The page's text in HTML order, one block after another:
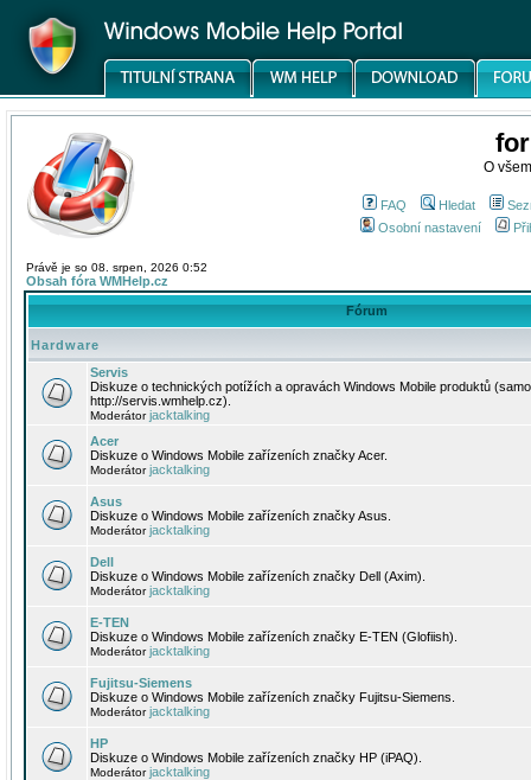
O
FAQ Hledat
Osobní nastavení
Právě je so 08. srpen, 2026 0:52
Obsah fóra WMHelp.cz
Fórum
Hardware
Servis
Diskuze o technických potížích a opravách Windows Mobile produktů
http://servis.wmhelp.cz).
Moderátorjacktalking
Acer
Diskuze o Windows Mobile zařízeních značky Acer.
Moderátorjacktalking
Asus
Diskuze o Windows Mobile zařízeních značky Asus.
Moderátorjacktalking
Dell
Diskuze o Windows Mobile zařízeních značky Dell (Axim).
Moderátorjacktalking
E-TEN
Diskuze o Windows Mobile zařízeních značky E-TEN (Glofiish).
Moderátorjacktalking
Fujitsu-Siemens
Diskuze o Windows Mobile zařízeních značky Fujitsu-Siemens.
Moderátorjacktalking
HP
Diskuze o Windows Mobile zařízeních značky HP (iPAQ).
Moderátorjacktalking